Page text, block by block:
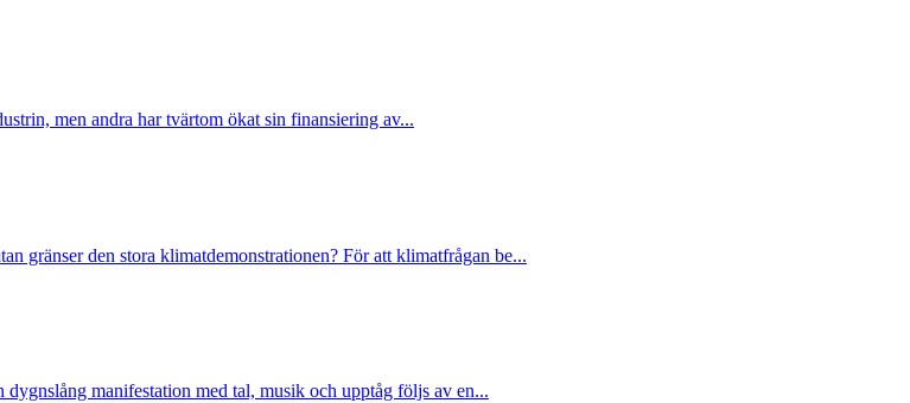
men andra har tvärtom ökat sin finansiering av...
gränser den stora klimatdemonstrationen? För att klimatfrågan be...
manifestation med tal, musik och upptåg följs av en...